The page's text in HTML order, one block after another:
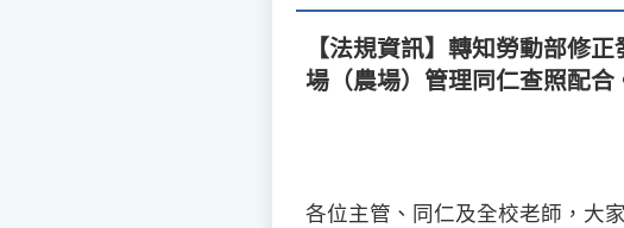
【法規資訊】轉知勞動部修
場（農場）管理同仁查照配合
各位主管、同仁及全校老師，大家